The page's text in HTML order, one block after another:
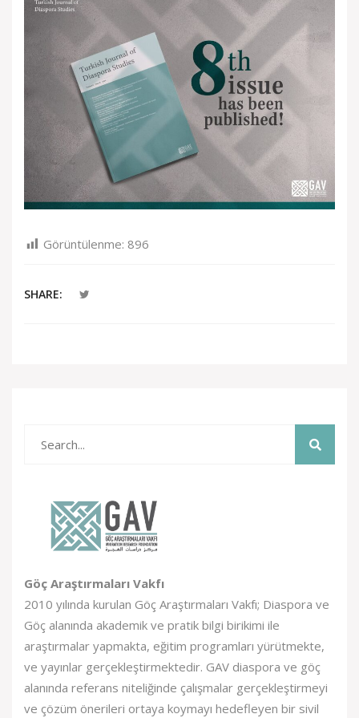
Görüntülenme: 896
SHARE:
Göç Araştırmaları Vakfı
2010 yılında kurulan Göç Araştırmaları Vakfı; Diaspora ve
Göç alanında akademik ve pratik bilgi birikimi ile
araştırmalar yapmakta, eğitim programları yürütmekte,
ve yayınlar gerçekleştirmektedir. GAV diaspora ve göç
alanında referans niteliğinde çalışmalar gerçekleştirmeyi
ve çözüm önerileri ortaya koymayı hedefleyen bir sivil